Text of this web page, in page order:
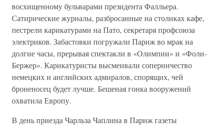
восхищенному бульварами президента Фалльера.
Сатирические журналы, разбросанные на столиках кафе,
пестрели карикатурами на Пато, секретаря профсоюза
электриков. Забастовки погружали Париж во мрак на
долгие часы, прерывая спектакли в «Олимпии» и «Фоли-
Бержер». Карикатуристы высмеивали соперничество
немецких и английских адмиралов, спорящих, чей
броненосец будет лучше. Бешеная гонка вооружений
охватила Европу.
В день приезда Чарльза Чаплина в Париж газеты